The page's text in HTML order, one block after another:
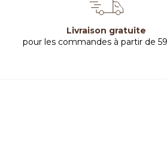
Livraison gratuite
pour les commandes à partir de